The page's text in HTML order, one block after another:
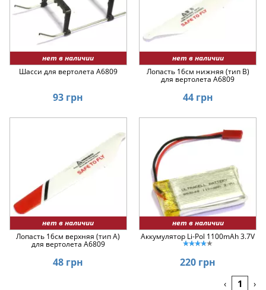
нет в наличии
Шасси для вертолета A6809
93 грн
нет в наличии
Лопасть 16см нижняя (тип B)
для вертолета A6809
44 грн
нет в наличии
Лопасть 16см верхняя (тип A)
для вертолета A6809
48 грн
нет в наличии
Аккумулятор Li-Pol 1100mAh 3.7V
220 грн
‹ 1 ›